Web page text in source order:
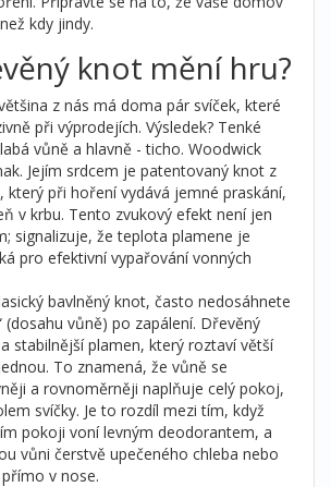
kdy jindy.
knot mění hru?
z nás má doma pár svíček, které
při výprodejích. Výsledek? Tenké
vůně a hlavně - ticho. Woodwick
Jejím srdcem je patentovaný knot z
který při hoření vydává jemné praskání,
v krbu. Tento zvukový efekt není jen
signalizuje, že teplota plamene je
pro efektivní vypařování vonných
bavlněný knot, často nedosáhnete
(dosahu vůně) po zapálení. Dřevěný
stabilnější plamen, který roztaví větší
To znamená, že vůně se
a rovnoměrněji naplňuje celý pokoj,
svíčky. Je to rozdíl mezi tím, když
pokoji voní levným deodorantem, a
vůni čerstvě upečeného chleba nebo
v nose.